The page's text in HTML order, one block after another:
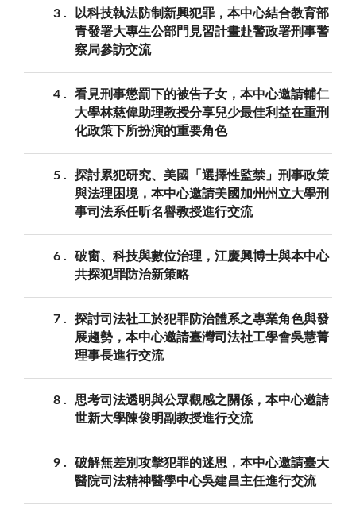
3
以科技執法防制新興犯罪，本中心結合教育部
青發署大專生公部門見習計畫赴警政署刑事警
察局參訪交流
4
看見刑事懲罰下的被告子女，本中心邀請輔仁
大學林慈偉助理教授分享兒少最佳利益在重刑
化政策下所扮演的重要角色
5
探討累犯研究、美國「選擇性監禁」刑事政策
與法理困境，本中心邀請美國加州州立大學刑
事司法系任昕名譽教授進行交流
6
破窗、科技與數位治理，江慶興博士與本中心
共探犯罪防治新策略
7
探討司法社工於犯罪防治體系之專業角色與發
展趨勢，本中心邀請臺灣司法社工學會吳慧菁
理事長進行交流
8
思考司法透明與公眾觀感之關係，本中心邀請
世新大學陳俊明副教授進行交流
9
破解無差別攻擊犯罪的迷思，本中心邀請臺大
醫院司法精神醫學中心吳建昌主任進行交流